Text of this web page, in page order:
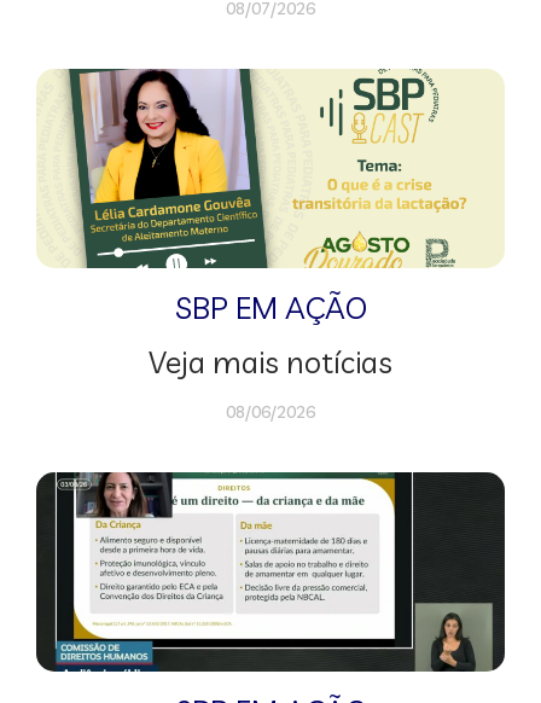
08/07/2026
SBP EM AÇÃO
Veja mais notícias
08/06/2026